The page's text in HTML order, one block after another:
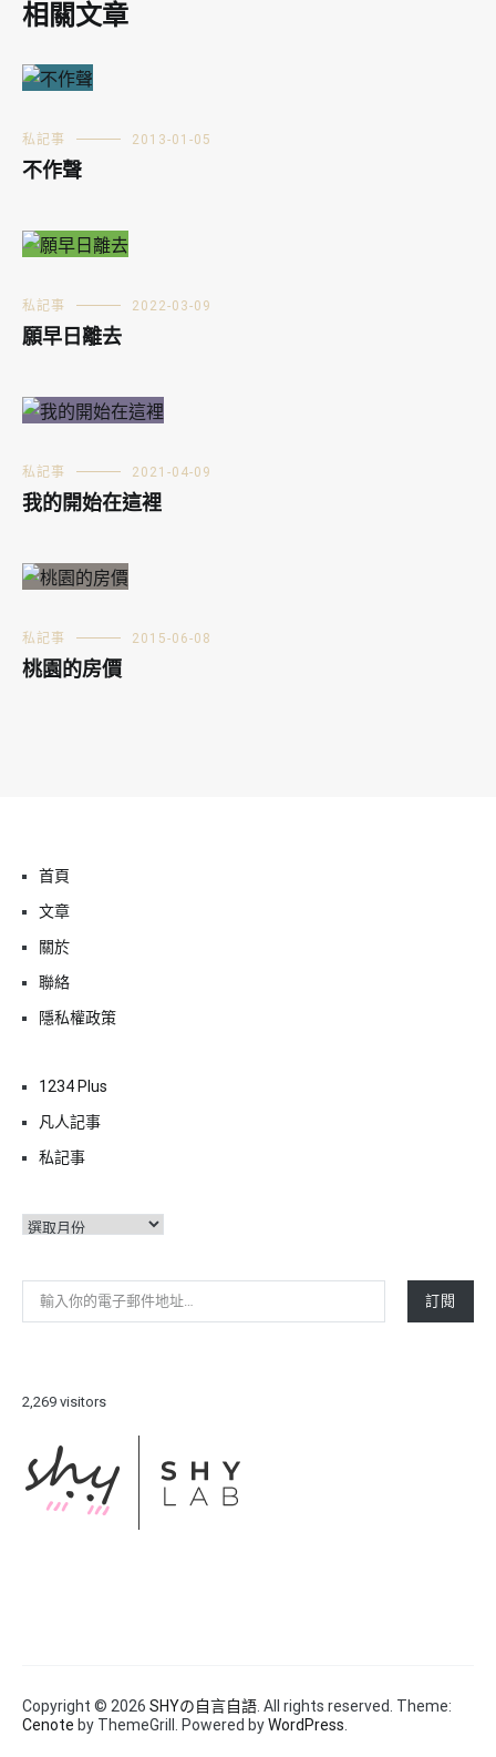
相關文章
私記事 2013-01-05
不作聲
私記事 2022-03-09
願早日離去
私記事 2021-04-09
我的開始在這裡
私記事 2015-06-08
桃園的房價
首頁
文章
關於
聯絡
隱私權政策
1234 Plus
凡人記事
私記事
彙
輸入你的電子郵件地址…
訂閱
2,269 visitors
Copyright © 2026 SHYの自言自語. All rights reserved. Theme:
Cenote by ThemeGrill. Powered byWordPress.